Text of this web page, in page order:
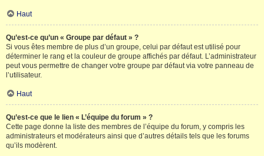
Haut
Qu’est-ce qu’un « Groupe par défaut » ?
Si vous êtes membre de plus d’un groupe, celui par défaut est utilisé pour
déterminer le rang et la couleur de groupe affichés par défaut. L’administrateur
peut vous permettre de changer votre groupe par défaut via votre panneau de
l’utilisateur.
Haut
Qu’est-ce que le lien « L’équipe du forum » ?
Cette page donne la liste des membres de l’équipe du forum, y compris les
administrateurs et modérateurs ainsi que d’autres détails tels que les forums
qu’ils modèrent.